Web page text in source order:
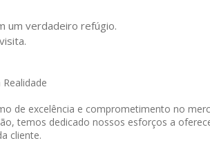
um verdadeiro refúgio.
de excelência e comprometimento no
temos dedicado nossos esforços a
cliente.